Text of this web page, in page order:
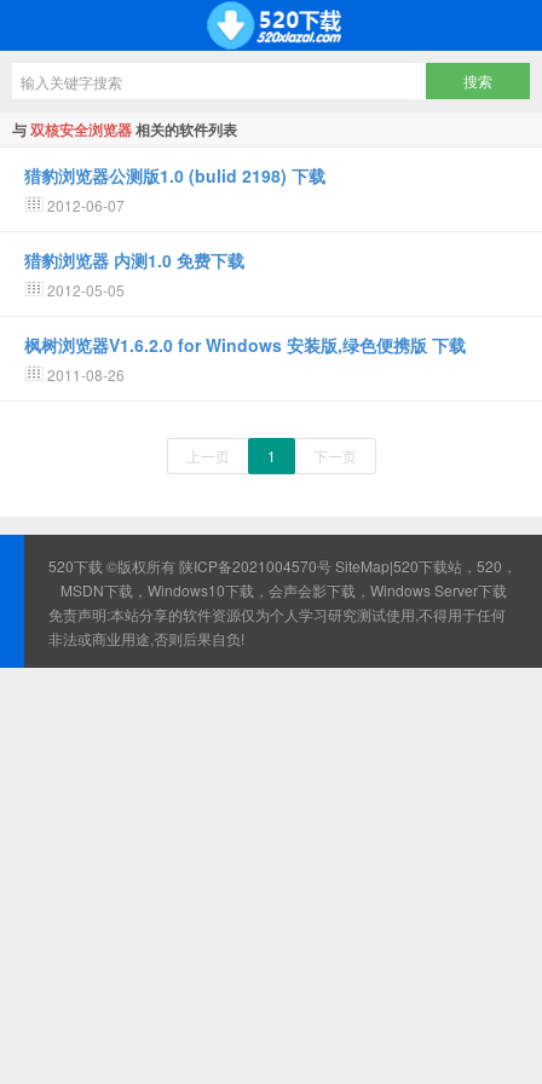
与双核安全浏览器相关的软件列表
猎豹浏览器公测版1.0 (bulid 2198) 下载
2012-06-07
猎豹浏览器 内测1.0 免费下载
2012-05-05
枫树浏览器V1.6.2.0 for Windows 安装版,绿色便携版 下载
2011-08-26
上一页 1 下一页
520下载 ©版权所有陕ICP备2021004570号SiteMap|520下载站，520，
MSDN下载，Windows10下载，会声会影下载，Windows Server下载
免责声明:本站分享的软件资源仅为个人学习研究测试使用,不得用于任何
非法或商业用途,否则后果自负!